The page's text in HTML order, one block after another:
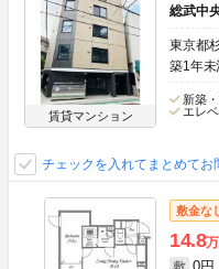
賃貸マンション
総武中
東京都
築1年未
新築
エレ
チェックを入れてまとめてお
敷金な
14.8